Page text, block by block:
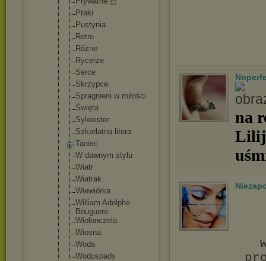
Ptaki
Pustynia
Retro
Różne
Rycerze
Serce
Skrzypce
Spragnieni w miłości
Święta
Sylwester
Szkarłatna litera
Taniec
W dawnym stylu
Wiatr
Wiatrak
Wiewiórka
William Adolphe
Bouguere
Wiolonczela
Wiosna
Woda
Wodospady
na